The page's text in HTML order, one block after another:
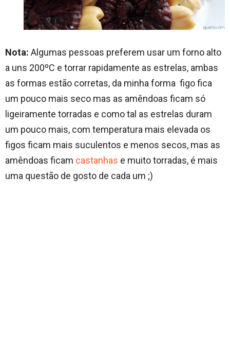
Nota: Algumas pessoas preferem usar um forno alto
a uns 200ºC e torrar rapidamente as estrelas, ambas
as formas estão corretas, da minha forma figo fica
um pouco mais seco mas as amêndoas ficam só
ligeiramente torradas e como tal as estrelas duram
um pouco mais, com temperatura mais elevada os
figos ficam mais suculentos e menos secos, mas as
amêndoas ficam castanhas e muito torradas, é mais
uma questão de gosto de cada um ;)